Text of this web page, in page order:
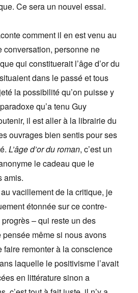
Ce sera un nouvel essai.
comment il en est venu au
conversation, personne ne
qui constituerait l’âge d’or du
dans le passé et tous
la possibilité qu’on puisse y
qu’a tenu Guy
il est aller à la librairie du
ouvrages bien sentis pour ses
L’âge d’or du roman, c’est un
le cadeau que le
amis.
vacillement de la critique, je
étonnée sur ce contre-
– qui reste un des
même si nous avons
faire remonter à la conscience
laquelle le positivisme l’avait
en littérature sinon a